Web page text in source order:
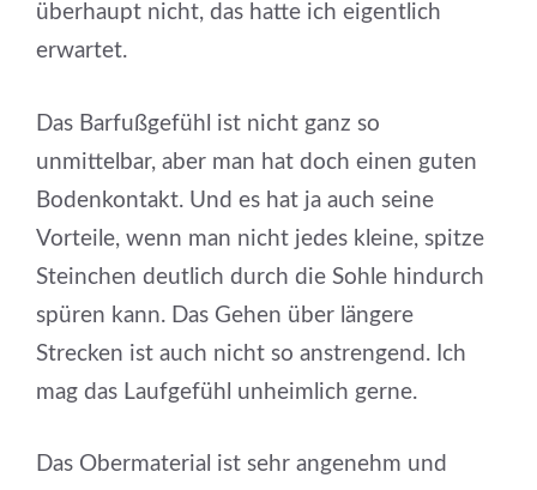
überhaupt nicht, das hatte ich eigentlich
erwartet.
Das Barfußgefühl ist nicht ganz so
unmittelbar, aber man hat doch einen guten
Bodenkontakt. Und es hat ja auch seine
Vorteile, wenn man nicht jedes kleine, spitze
Steinchen deutlich durch die Sohle hindurch
spüren kann. Das Gehen über längere
Strecken ist auch nicht so anstrengend. Ich
mag das Laufgefühl unheimlich gerne.
Das Obermaterial ist sehr angenehm und